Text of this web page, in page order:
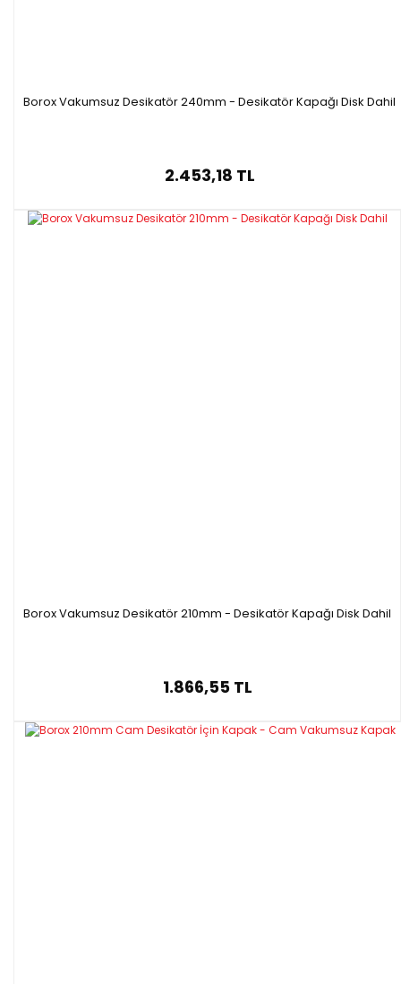
Borox Vakumsuz Desikatör 240mm - Desikatör Kapağı Disk Dahil
2.453,18 TL
Borox Vakumsuz Desikatör 210mm - Desikatör Kapağı Disk Dahil
1.866,55 TL